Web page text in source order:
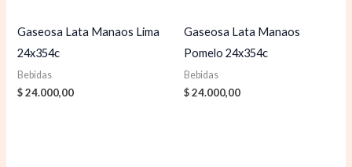
Gaseosa Lata Manaos Lima
24x354c
Bebidas
$24.000,00
Gaseosa Lata Manaos
Pomelo 24x354c
Bebidas
$24.000,00